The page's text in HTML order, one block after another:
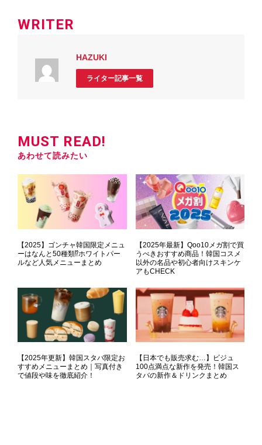
WRITER
HAZUKI
ライター記事一覧
MUST READ!
あわせて読みたい
【2025】ゴンチャ韓国限定メニュ
ーはなんと50種類⁉ホワイトパー
ルなど人気メニューまとめ
【2025年最新】Qoo10メガ割で買
うべきおすすめ商品！韓国コスメ
以外の名品や初心者向けスキンケ
アもCHECK
【2025年更新】韓国スタバ限定お
すすめメニューまとめ｜写真付き
で値段や味を徹底紹介！
【日本でも販売求む…】ビジュ
100点満点な新作を発売！韓国ス
タバの新作＆ドリンクまとめ